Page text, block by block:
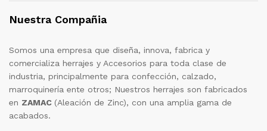
Nuestra Compañia
Somos una empresa que diseña, innova, fabrica y
comercializa herrajes y Accesorios para toda clase de
industria, principalmente para confección, calzado,
marroquinería ente otros; Nuestros herrajes son fabricados
en ZAMAC (Aleación de Zinc), con una amplia gama de
acabados.